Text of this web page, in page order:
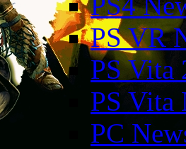
PS VR
PS Vita
PS Vita
PC